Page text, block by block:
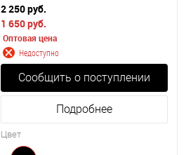
2 250 руб.
1 650 руб.
Оптовая цена
Недоступно
Сообщить о поступлении
Подробнее
Цвет